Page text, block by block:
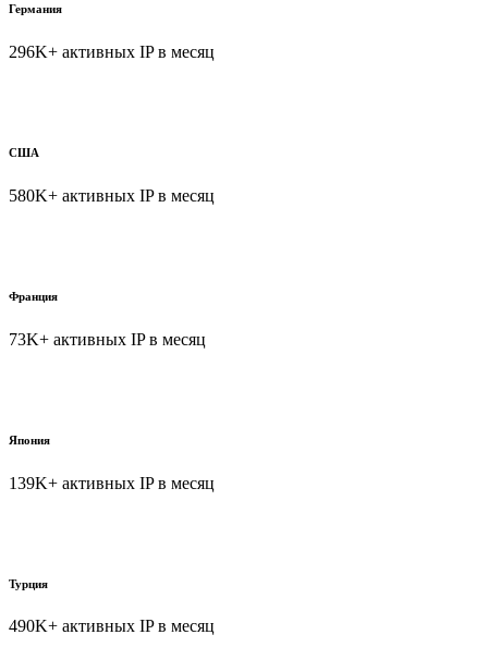
Германия
296K+ активных IP в месяц
США
580K+ активных IP в месяц
Франция
73K+ активных IP в месяц
Япония
139K+ активных IP в месяц
Турция
490K+ активных IP в месяц